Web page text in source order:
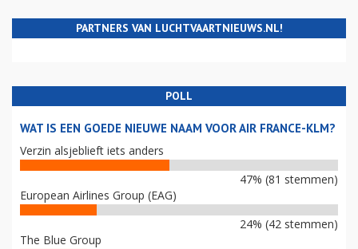
PARTNERS VAN LUCHTVAARTNIEUWS.NL!
POLL
WAT IS EEN GOEDE NIEUWE NAAM VOOR AIR FRANCE-KLM?
Verzin alsjeblieft iets anders
47% (81 stemmen)
European Airlines Group (EAG)
24% (42 stemmen)
The Blue Group